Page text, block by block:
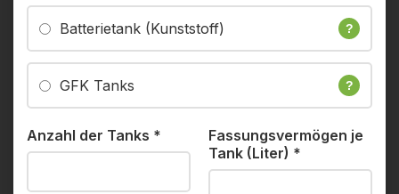
Batterietank (Kunststoff) ?
GFK Tanks ?
Anzahl der Tanks *
Fassungsvermögen je
Tank (Liter) *